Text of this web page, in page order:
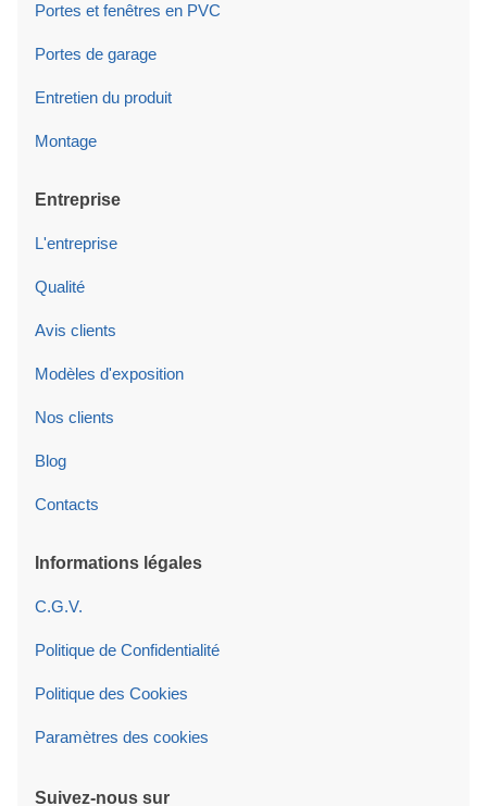
Portes et fenêtres en PVC
Portes de garage
Entretien du produit
Montage
Entreprise
L'entreprise
Qualité
Avis clients
Modèles d'exposition
Nos clients
Blog
Contacts
Informations légales
C.G.V.
Politique de Confidentialité
Politique des Cookies
Paramètres des cookies
Suivez-nous sur